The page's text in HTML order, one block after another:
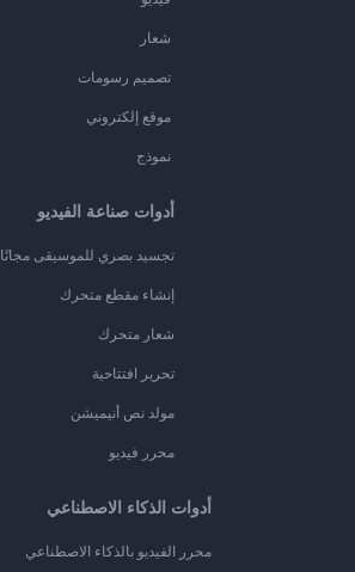
شعار
تصميم رسومات
موقع إلكتروني
نموذج
أدوات صناعة الفيديو
تجسيد بصري للموسيقى مجانًا
إنشاء مقطع متحرك
شعار متحرك
تحرير افتتاحية
مولد نص أنيميشن
محرر فيديو
أدوات الذكاء الاصطناعي
محرر الفيديو بالذكاء الاصطناعي